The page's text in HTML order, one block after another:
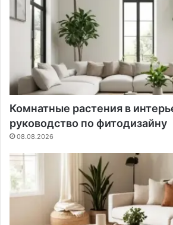
Комнатные растения в
руководство по фитодизайну
08.08.2026